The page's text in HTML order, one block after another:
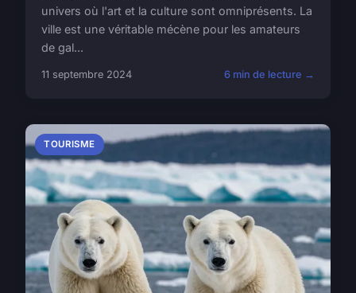
univers où l'art et la culture sont omniprésents. La
ville est une véritable mécène pour les amateurs
de gal...
11 septembre 2024 6 min de lecture →
TOURISME